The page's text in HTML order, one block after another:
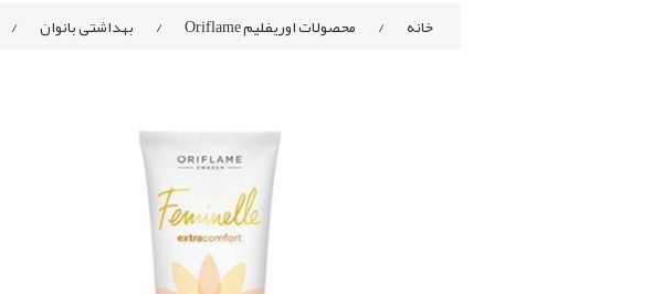
خانه / محصولات اوریفلیم Oriflame / بهداشتی بانوان /